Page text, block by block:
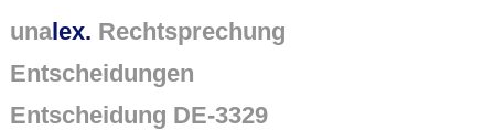
Normtexte
Rechtsprechung
unalex. Rechtsprechung
Entscheidungen
Entscheidung DE-3329